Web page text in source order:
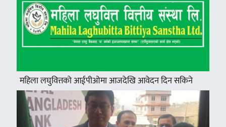
महिला लघुवित्तको आईपीओमा आजदेखि आवेदन दिन सकिने